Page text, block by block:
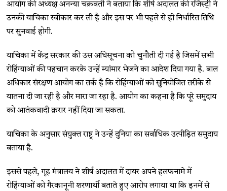
आयोग की अध्यक्ष अनन्या चक्रवर्ती ने बताया कि शीर्ष अदालत की रजिस्ट्री ने
उनकी याचिका स्वीकार कर ली है और इस पर भी पहले से ही निर्धारित तिथि
पर सुनवाई होगी.
याचिका में केंद्र सरकार की उस अधिसूचना को चुनौती दी गई है जिसमें सभी
रोहिंग्याओं की पहचान करके उन्हें म्यांमार भेजने का आदेश दिया गया है. बाल
अधिकार संरक्षण आयोग का तर्क है कि रोहिंग्याओं को सुनियोजित तरीके से
यातना दी जा रही है और मारा जा रहा है. आयोग का कहना है कि पूरे समुदाय
को आतंकवादी क़रार नहीं दिया जा सकता.
याचिका के अनुसार संयुक्त राष्ट्र ने उन्हें दुनिया का सर्वाधिक उत्पीड़ित समुदाय
बताया है.
इससे पहले, गृह मंत्रालय ने शीर्ष अदालत में दायर अपने हलफनामे में
रोहिंग्याओं को गैरकानूनी शरणार्थी बताते हुए आरोप लगाया था कि इनमें से